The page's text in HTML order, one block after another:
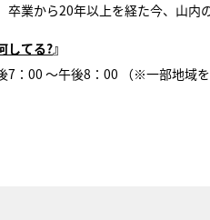
業から20年以上を経た今、山内
してる?』
7：00 ～午後8：00 （※一部地域